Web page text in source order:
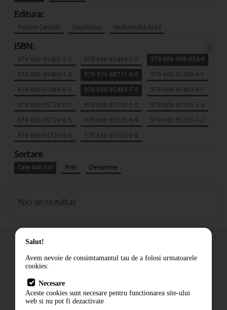
Editura:
Psalmii Cantati Stephanus Multimedia Arad
ISBN:
978-606-95469-2-5 978-606-95469-3-2 978-606-698-054-8
978-606-95469-1-8 978-973-88771-6-0 978-606-95469-0-1
978-606-95469-6-3 978-606-95469-7-0 978-606-95469-8-7
978-606-95726-0-3 978-606-95726-1-0 978-606-95726-5-8
978-606-95726-6-5 978-606-95726-8-9 978-606-95726-7-2
978-606-95726-9-6 978-630-95153-0-8
Sortare
Cele mai noi Pret Denumire
Nici un rezultat
Cum comand
Livrare
Contact
Salut!
Avem nevoie de consimtamantul tau de a folosi urmatoarele
cookies:
Necesare
Aceste cookies sunt necesare pentru functionarea site-ului
web si nu pot fi dezactivate